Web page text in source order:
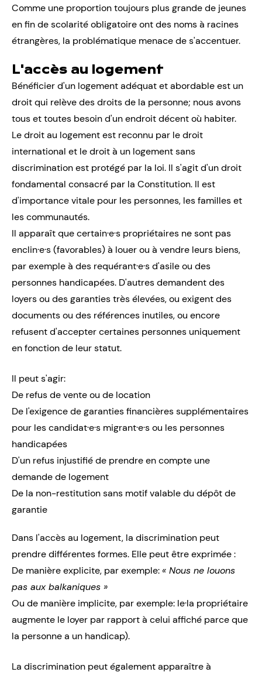
Comme une proportion toujours plus grande de jeunes
en fin de scolarité obligatoire ont des noms à racines
étrangères, la problématique menace de s'accentuer.
L'accès au logement
Bénéficier d'un logement adéquat et abordable est un
droit qui relève des droits de la personne; nous avons
tous et toutes besoin d'un endroit décent où habiter.
Le droit au logement est reconnu par le droit
international et le droit à un logement sans
discrimination est protégé par la loi. Il s'agit d'un droit
fondamental consacré par la Constitution. Il est
d'importance vitale pour les personnes, les familles et
les communautés.
Il apparaît que certain·e·s propriétaires ne sont pas
enclin·e·s (favorables) à louer ou à vendre leurs biens,
par exemple à des requérant·e·s d'asile ou des
personnes handicapées. D'autres demandent des
loyers ou des garanties très élevées, ou exigent des
documents ou des références inutiles, ou encore
refusent d'accepter certaines personnes uniquement
en fonction de leur statut.
Il peut s'agir:
De refus de vente ou de location
De l'exigence de garanties financières supplémentaires
pour les candidat·e·s migrant·e·s ou les personnes
handicapées
D'un refus injustifié de prendre en compte une
demande de logement
De la non-restitution sans motif valable du dépôt de
garantie
Dans l'accès au logement, la discrimination peut
prendre différentes formes. Elle peut être exprimée :
De manière explicite, par exemple: « Nous ne louons
pas aux balkaniques »
Ou de manière implicite, par exemple: le·la propriétaire
augmente le loyer par rapport à celui affiché parce que
la personne a un handicap).
La discrimination peut également apparaître à